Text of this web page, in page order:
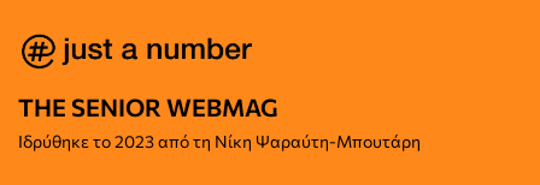
THE SENIOR WEBMAG
Iδρύθηκε το2023 από τη Νίκη Ψαραύτη-Μπουτάρη